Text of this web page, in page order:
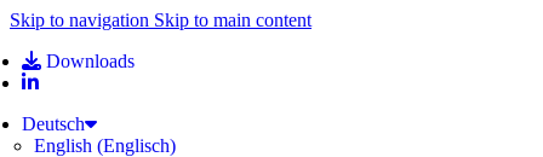
Skip to navigation Skip to main content
Downloads
Deutsch
English (Englisch)